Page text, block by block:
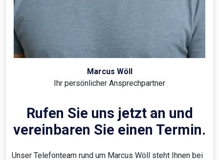
Marcus Wöll
Ihr persönlicher Ansprechpartner
Rufen Sie uns jetzt an und
vereinbaren Sie einen Termin.
Unser Telefonteam rund um Marcus Wöll steht Ihnen bei